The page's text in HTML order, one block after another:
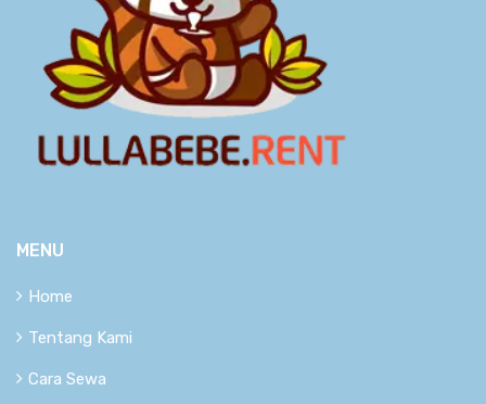
MENU
Home
Tentang Kami
Cara Sewa